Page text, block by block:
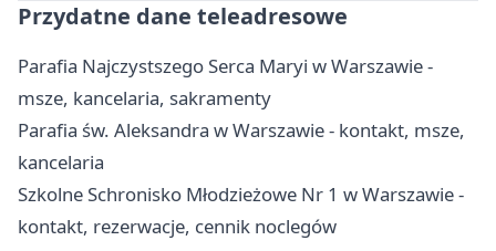
Przydatne dane teleadresowe
Parafia Najczystszego Serca Maryi w Warszawie -
msze, kancelaria, sakramenty
Parafia św. Aleksandra w Warszawie - kontakt, msze,
kancelaria
Szkolne Schronisko Młodzieżowe Nr 1 w Warszawie -
kontakt, rezerwacje, cennik noclegów